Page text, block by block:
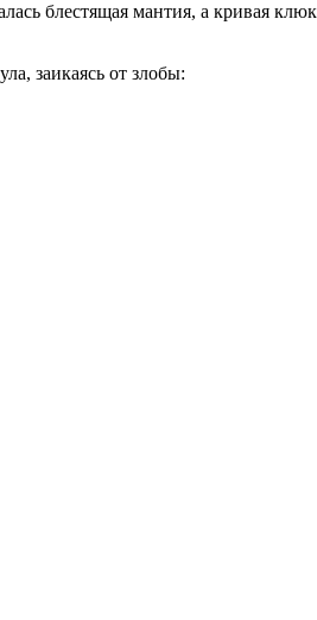
блестящая мантия, а кривая
заикаясь от злобы: